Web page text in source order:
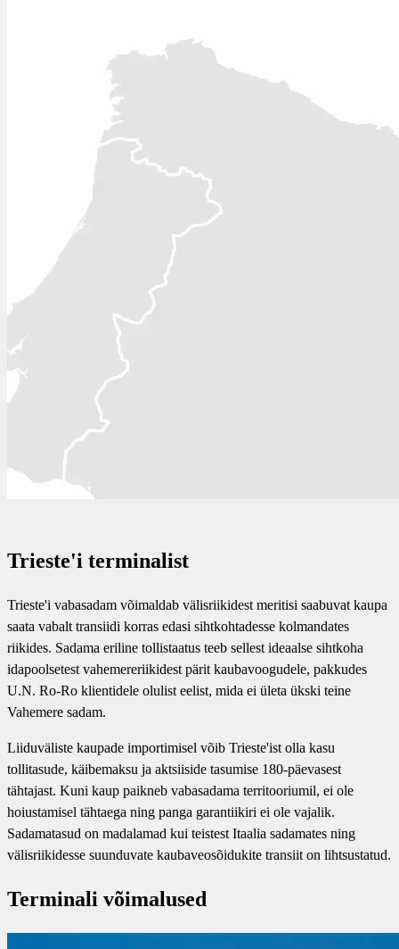
Trieste'i terminalist
Trieste'i vabasadam võimaldab välisriikidest meritisi saabuvat kaupa
saata vabalt transiidi korras edasi sihtkohtadesse kolmandates
riikides. Sadama eriline tollistaatus teeb sellest ideaalse sihtkoha
idapoolsetest vahemereriikidest pärit kaubavoogudele, pakkudes
U.N. Ro-Ro klientidele olulist eelist, mida ei ületa ükski teine
Vahemere sadam.
Liiduväliste kaupade importimisel võib Trieste'ist olla kasu
tollitasude, käibemaksu ja aktsiiside tasumise 180-päevasest
tähtajast. Kuni kaup paikneb vabasadama territooriumil, ei ole
hoiustamisel tähtaega ning panga garantiikiri ei ole vajalik.
Sadamatasud on madalamad kui teistest Itaalia sadamates ning
välisriikidesse suunduvate kaubaveosõidukite transiit on lihtsustatud.
Terminali võimalused